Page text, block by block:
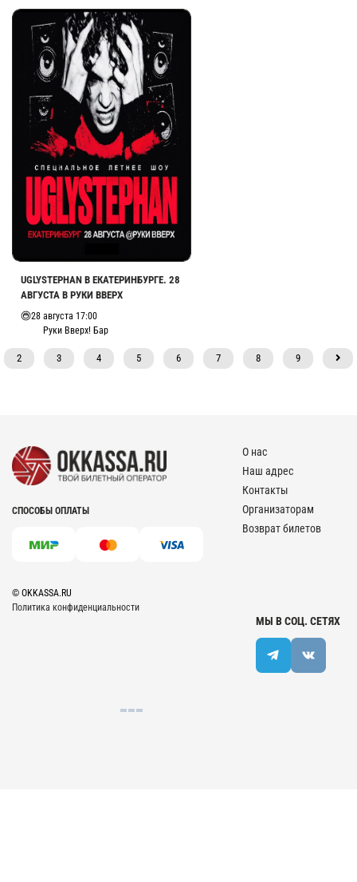
UGLYSTEPHAN В ЕКАТЕРИНБУРГЕ. 28
АВГУСТА В РУКИ ВВЕРХ
28 августа 17:00
Руки Вверх! Бар
2 3 4 5 6 7 8 9
СПОСОБЫ ОПЛАТЫ
© OKKASSA.RU
Политика конфиденциальности
О нас
Наш адрес
Контакты
Организаторам
Возврат билетов
МЫ В СОЦ. СЕТЯХ